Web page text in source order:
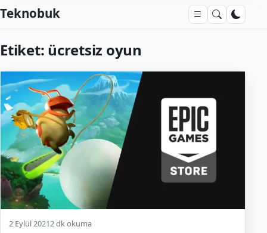
Teknobuk
Etiket: ücretsiz oyun
2 Eylül 20212 dk okuma